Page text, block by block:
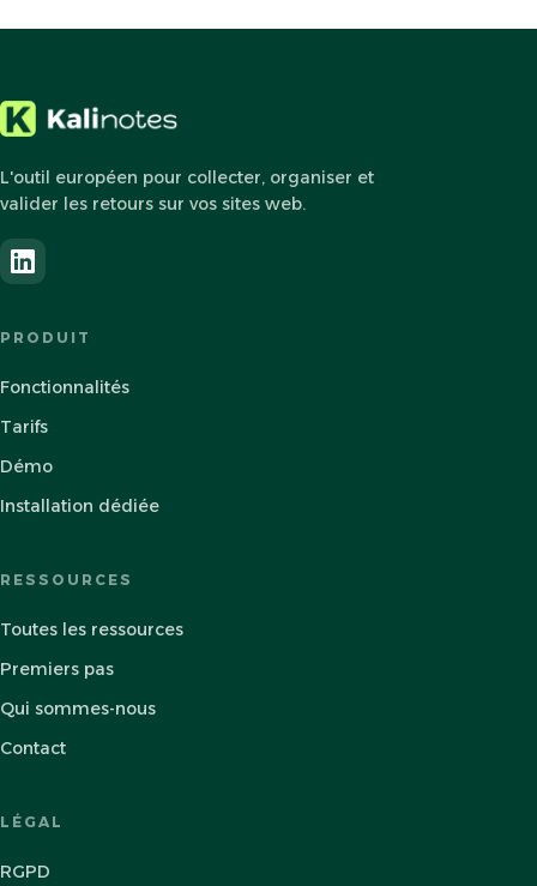
L'outil européen pour collecter, organiser et
valider les retours sur vos sites web.
PRODUIT
Fonctionnalités
Tarifs
Démo
Installation dédiée
RESSOURCES
Toutes les ressources
Premiers pas
Qui sommes-nous
Contact
LÉGAL
RGPD